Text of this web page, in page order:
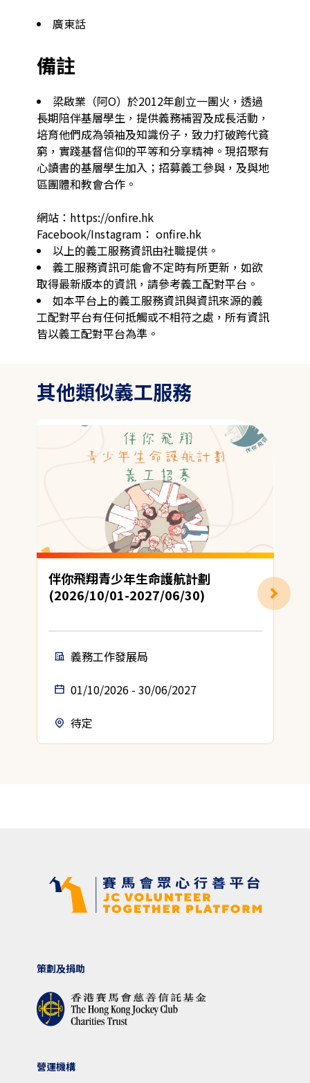
廣東話
備註
梁啟業（阿O）於2012年創立一團火，透過
長期陪伴基層學生，提供義務補習及成長活動，
培育他們成為領袖及知識份子，致力打破跨代貧
窮，實踐基督信仰的平等和分享精神。現招聚有
心讀書的基層學生加入；招募義工參與，及與地
區團體和教會合作。
網站：https://onfire.hk
Facebook/Instagram： onfire.hk
以上的義工服務資訊由社職提供。
義工服務資訊可能會不定時有所更新，如欲
取得最新版本的資訊，請參考義工配對平台。
如本平台上的義工服務資訊與資訊來源的義
工配對平台有任何抵觸或不相符之處，所有資訊
皆以義工配對平台為準。
其他類似義工服務
伴你飛翔青少年生命護航計劃
(2026/10/01-2027/06/30)
義務工作發展局
01/10/2026 - 30/06/2027
待定
策劃及捐助
營運機構